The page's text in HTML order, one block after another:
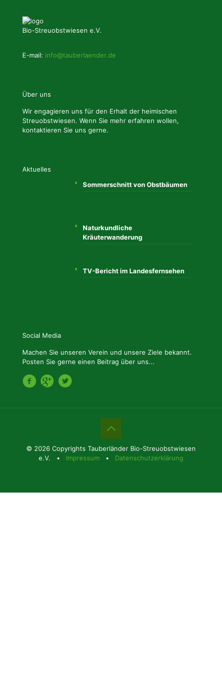
Bio-Streuobstwiesen e.V.
E-mail: info@tauberlaender.de
Über uns
Wir engagieren uns für den Erhalt der heimischen
Streuobstwiesen. Wenn Sie mehr erfahren wollen,
kontaktieren Sie uns gerne.
Aktuelles
Sommerschnitt von Obstbäumen
Naturkundliche
Kräuterwanderung
TV-Bericht im Landesfernsehen
Social Media
Machen Sie unseren Verein und unsere Ziele bekannt.
Posten Sie gerne einen Beitrag über uns...
© 2026 Copyrights Tauberländer Bio-Streuobstwiesen
e.V. • Impressum • Datenschutzerklärung